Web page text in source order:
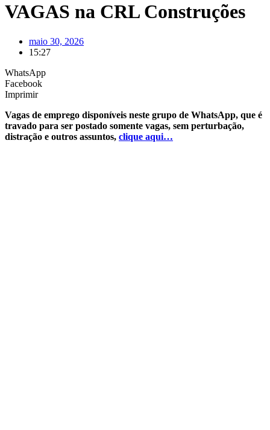
VAGAS na CRL Construções
maio 30, 2026
15:27
WhatsApp
Facebook
Imprimir
Vagas de emprego disponíveis neste grupo de WhatsApp, que é
travado para ser postado somente vagas, sem perturbação,
distração e outros assuntos, clique aqui…